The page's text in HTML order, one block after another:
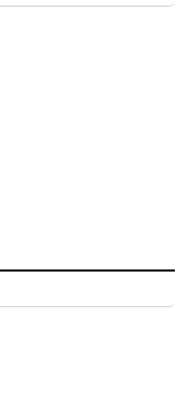
Беларусь от
№ 25(далее —
активов